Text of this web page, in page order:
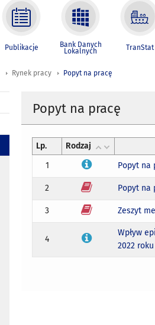
Publikacje Bank Danych
Lokalnych TranStat
Rynek pracy Popyt na pracę
Popyt na pracę
Lp. Rodzaj
1
Popyt na
2 Popyt na
3 Zeszyt
4
Wpływ
2022 roku